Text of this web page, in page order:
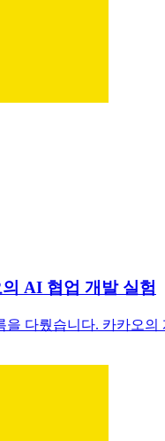
AI 협업 개발 실험
다뤘습니다. 카카오